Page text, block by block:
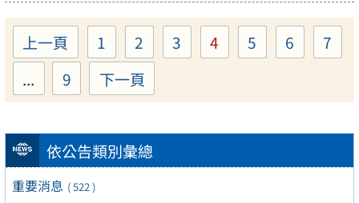
依公告類別彙總
重要消息 ( 522 )
上一頁 Page
1 Page
2 Page
3 Page
4 Page
5 Page
6
7
...
Page
9 下一頁